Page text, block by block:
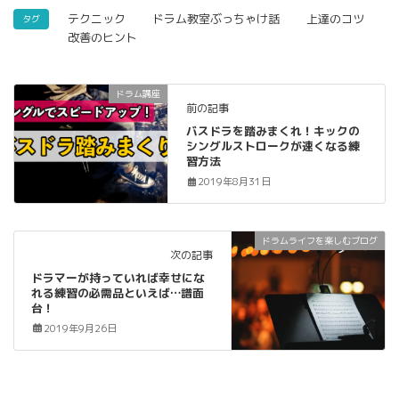
タグ テクニック ドラム教室ぶっちゃけ話
上達のコツ
改善のヒント
ドラム講座
前の記事
バスドラを踏みまくれ！キックの
シングルストロークが速くなる練
習方法
2019年8月31日
ドラムライフを楽しむブログ
次の記事
ドラマーが持っていれば幸せにな
れる練習の必需品といえば…譜面
台！
2019年9月26日